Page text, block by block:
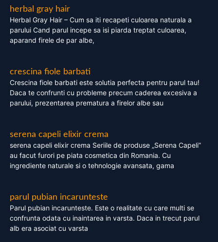
herbal gray hair
Herbal Gray Hair – Cum sa iti recapeti culoarea naturala a
parului Cand parul incepe sa isi piarda treptat culoarea,
aparand firele de par albe,
crescina fiole barbati
Crescina fiole barbati este solutia perfecta pentru parul tau!
Daca te confrunti cu probleme precum caderea excesiva a
parului, prezentarea prematura a firelor albe sau
serena capeli elixir crema
serena capeli elixir crema Seriile de produse „Serena Capeli”
au facut furori pe piata cosmetica din Romania. Cu
ingrediente naturale si o tehnologie avansata, gama
parul pubian incarunteste
Parul pubian incarunteste. Este o realitate cu care multi se
confrunta odata cu inaintarea in varsta. Daca in trecut parul
alb era asociat cu varsta